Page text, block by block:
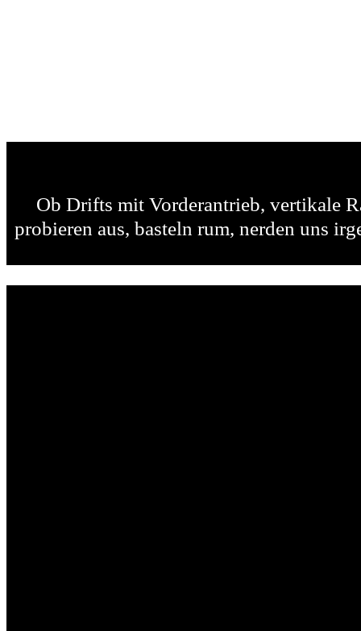
Ob Drifts mit Vorderantrieb, vertikale
probieren aus, basteln rum, nerden uns